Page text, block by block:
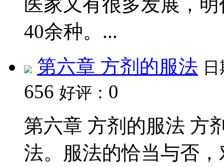
40余种。...
第六章 方剂的服法
656 好评： 0
第六章 方剂的服法 方
法。服法的恰当与否